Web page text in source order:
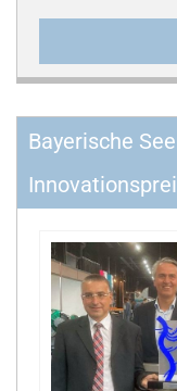
Bayerische